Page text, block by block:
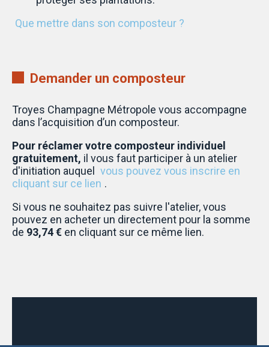
Que mettre dans son composteur ?
Demander un composteur
Troyes Champagne Métropole vous accompagne
dans l’acquisition d’un composteur.
Pour réclamer votre composteur individuel
gratuitement, il vous faut participer à un atelier
d'initiation auquel
vous pouvez vous inscrire en
cliquant sur ce lien .
Si vous ne souhaitez pas suivre l'atelier, vous
pouvez en acheter un directement pour la somme
de 93,74 € en cliquant sur ce même lien.